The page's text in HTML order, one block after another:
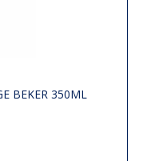
BEKER 350ML